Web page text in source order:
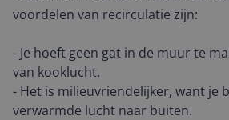
voordelen van recirculatie zijn:
- Je hoeft geen gat in de muur te
van kooklucht.
- Het is milieuvriendelijker, want je
verwarmde lucht naar buiten.